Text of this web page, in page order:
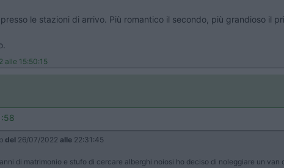
le stazioni di arrivo. Più romantico il secondo, più grandioso il
alle 15:50:15
del 26/07/2022 alle 22:31:45
di matrimonio e stufo di cercare alberghi noiosi ho deciso di noleggiare un